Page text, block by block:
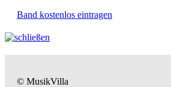
Band kostenlos eintragen
© MusikVilla